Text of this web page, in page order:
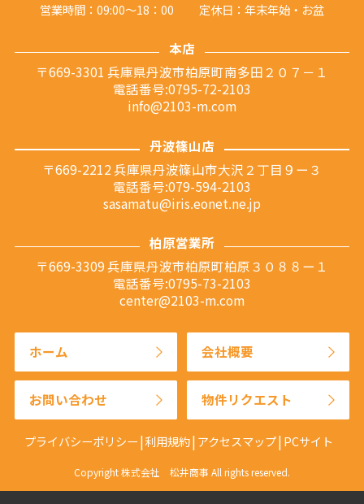
営業時間：09:00～18：00 定休日：年末年始・お盆
本店
〒669-3301 兵庫県丹波市柏原町南多田２０７－１
電話番号:0795-72-2103
info@2103-m.com
丹波篠山店
〒669-2212 兵庫県丹波篠山市大沢２丁目９ー３
電話番号:079-594-2103
sasamatu@iris.eonet.ne.jp
柏原営業所
〒669-3309 兵庫県丹波市柏原町柏原３０８８ー１
電話番号:0795-73-2103
center@2103-m.com
ホーム 会社概要
お問い合わせ 物件リクエスト
プライバシーポリシー 利用規約 アクセスマップ PCサイト
Copyright 株式会社 松井商事 All rights reserved.